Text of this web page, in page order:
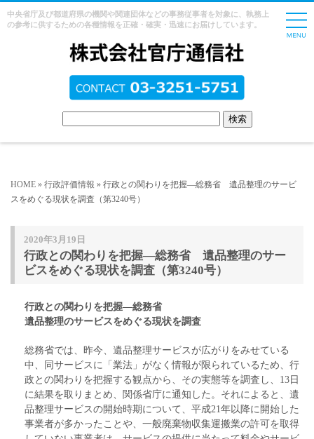
中央省庁及び都道府県の機関や関連団体などの事務従事者を対象に、執務上
の参考に供するための各種情報を正確・確実・迅速にお届けしています。
HOME » 行政評価情報 » 行政との関わりを把握―総務省 遺品整理のサービ
スをめぐる現状を調査（第3240号）
2020年3月19日
行政との関わりを把握―総務省 遺品整理のサー
ビスをめぐる現状を調査（第3240号）
行政との関わりを把握―総務省
遺品整理のサービスをめぐる現状を調査
総務省では、昨今、遺品整理サービスが広がりをみせている
中、同サービスに「業法」がなく情報が限られているため、行
政との関わりを把握する観点から、その実態等を調査し、13日
に結果を取りまとめ、関係省庁に通知した。それによると、遺
品整理サービスの開始時期について、平成21年以降に開始した
事業者が多かったことや、一般廃棄物収集運搬業の許可を取得